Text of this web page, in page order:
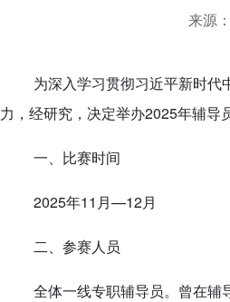
来源
为深入学习贯彻习近平新时
力，经研究，决定举办2025年辅导
一、比赛时间
2025年11月—12月
二、参赛人员
全体一线专职辅导员。曾在辅